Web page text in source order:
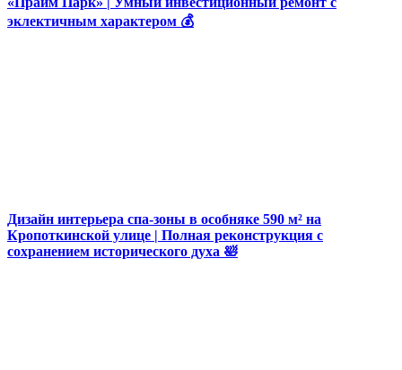
эклектичным характером 💰
Дизайн интерьера спа-зоны в особняке 590 м² на
Кропоткинской улице | Полная реконструкция с
сохранением исторического духа 🛀